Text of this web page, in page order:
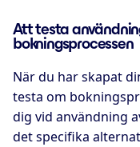
Att testa
bokningsprocessen
När du har skapat
testa om
dig vid användning
det specifika